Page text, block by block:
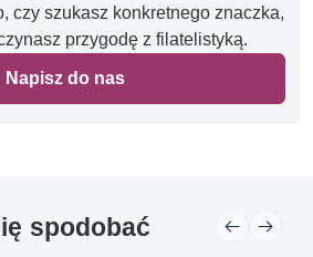
czy szukasz konkretnego znaczka,
przygodę z filatelistyką.
Napisz do nas
spodobać